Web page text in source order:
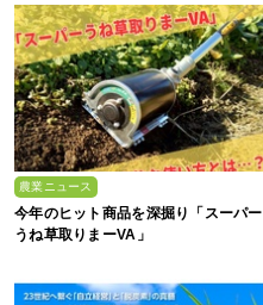
農業ニュース
今年のヒット商品を深掘り「スーパー
うね草取りまーVA」